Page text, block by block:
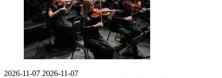
2026-11-07 2026-11-07